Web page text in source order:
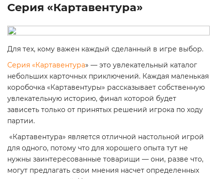
Серия «Картавентура»
Для тех, кому важен каждый сделанный в игре выбор.
Серия «Картавентура» — это увлекательный каталог
небольших карточных приключений. Каждая маленькая
коробочка «Картавентуры» рассказывает собственную
увлекательную историю, финал которой будет
зависеть только от принятых решений игрока по ходу
партии.
«Картавентура» является отличной настольной игрой
для одного, потому что для хорошего опыта тут не
нужны заинтересованные товарищи — они, разве что,
могут предлагать свои мнения насчет определенных